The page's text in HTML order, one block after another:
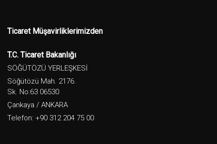
Ticaret Müşavirliklerimizden
T.C. Ticaret Bakanlığı
SÖĞÜTÖZÜ YERLEŞKESİ
Söğütözü Mah. 2176.
Sk. No:63 06530
Çankaya / ANKARA
Telefon: +90 312 204 75 00